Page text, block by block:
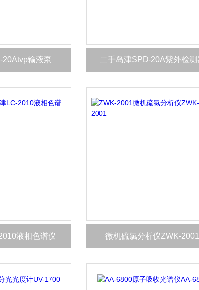
20Atvp输液泵 二手岛津SPD-20A紫外检测
液相色谱仪 微机硫氯分析仪ZWK-2001